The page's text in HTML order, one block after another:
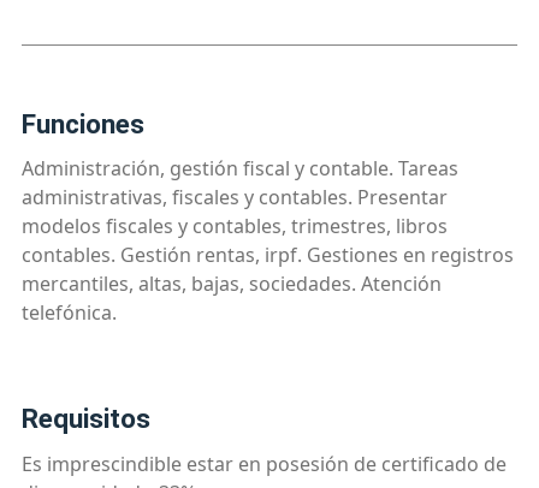
funciones
Administración, gestión fiscal y contable. Tareas
administrativas, fiscales y contables. Presentar
modelos fiscales y contables, trimestres, libros
contables. Gestión rentas, irpf. Gestiones en registros
mercantiles, altas, bajas, sociedades. Atención
telefónica.
requisitos
Es imprescindible estar en posesión de certificado de